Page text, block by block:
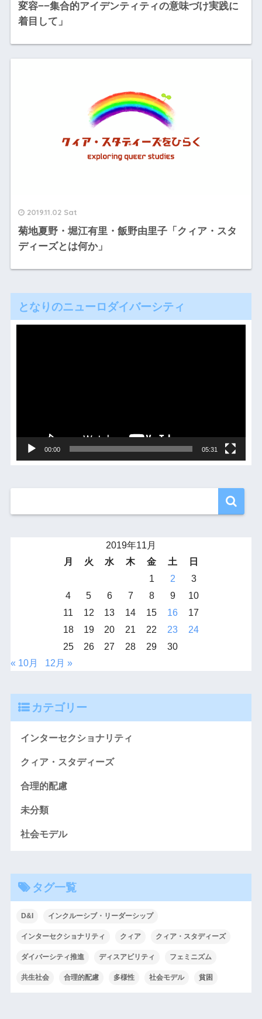
変容−−集合的アイデンティティの意味づけ実践に
着目して」
2019.11.02 Sat
菊地夏野・堀江有里・飯野由里子「クィア・スタ
ディーズとは何か」
となりのニューロダイバーシティ
00:00 05:31
2019年11月
月
火 水 木 金 土
日
1
2
3
4
5 6 7 8 9
10
11
12 13 14 15 16
17
18
19 20 21 22 23
24
25
26 27 28 29
30
« 10月
12月 »
カテゴリー
インターセクショナリティ
クィア・スタディーズ
合理的配慮
未分類
社会モデル
タグ一覧
D&I インクルーシブ・リーダーシップ
インターセクショナリティ クィア クィア・スタディーズ
ダイバーシティ推進 ディスアビリティ フェミニズム
共生社会 合理的配慮 多様性 社会モデル 貧困